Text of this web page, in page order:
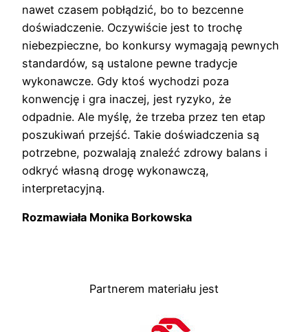
nawet czasem pobłądzić, bo to bezcenne
doświadczenie. Oczywiście jest to trochę
niebezpieczne, bo konkursy wymagają pewnych
standardów, są ustalone pewne tradycje
wykonawcze. Gdy ktoś wychodzi poza
konwencję i gra inaczej, jest ryzyko, że
odpadnie. Ale myślę, że trzeba przez ten etap
poszukiwań przejść. Takie doświadczenia są
potrzebne, pozwalają znaleźć zdrowy balans i
odkryć własną drogę wykonawczą,
interpretacyjną.
Rozmawiała Monika Borkowska
Partnerem materiału jest